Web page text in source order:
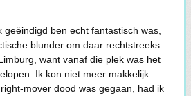
ben echt fantastisch was,
blunder om daar rechtstreeks
want vanaf die plek was het
Ik kon niet meer makkelijk
mover dood was gegaan, had ik